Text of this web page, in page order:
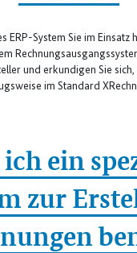
ERP-System Sie im Einsatz
und erkundigen Sie
im Standard
ein
zur